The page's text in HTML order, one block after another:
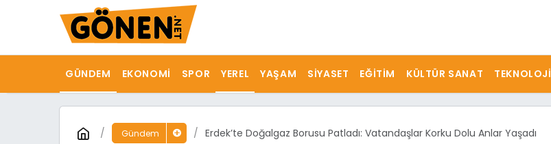
GÜNDEM EKONOMI SPOR YEREL YAŞAM SIYASET EĞITIM KÜLTÜR SANAT TEKNOLOJI
Gündem Erdek’te Doğalgaz Borusu Patladı: Vatandaşlar Korku Dolu Anlar Yaşadı